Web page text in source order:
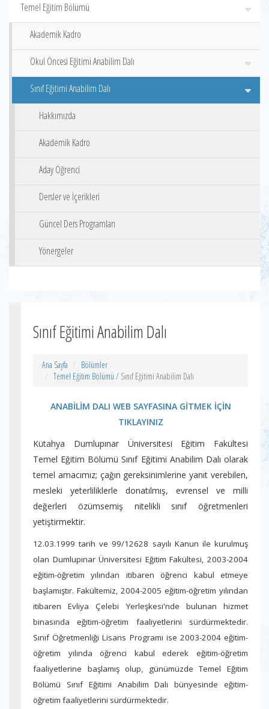
Temel Eğitim Bölümü
Akademik Kadro
Okul Öncesi Eğitimi Anabilim Dalı
Sınıf Eğitimi Anabilim Dalı
Hakkımızda
Akademik Kadro
Aday Öğrenci
Dersler ve İçerikleri
Güncel Ders Programları
Yönergeler
Sınıf Eğitimi Anabilim Dalı
Ana Sayfa
Bölümler
Temel Eğitim Bölümü / Sınıf Eğitimi Anabilim Dalı
ANABİLİM DALI WEB SAYFASINA GİTMEK İÇİN
TIKLAYINIZ
Kütahya Dumlupınar Üniversitesi Eğitim Fakültesi
Temel Eğitim Bölümü Sınıf Eğitimi Anabilim Dalı olarak
temel amacımız; çağın gereksinimlerine yanıt verebilen,
mesleki yeterliliklerle donatılmış, evrensel ve milli
değerleri özümsemiş nitelikli sınıf öğretmenleri
yetiştirmektir.
12.03.1999 tarih ve 99/12628 sayılı Kanun ile kurulmuş
olan Dumlupınar Üniversitesi Eğitim Fakültesi, 2003-2004
eğitim-öğretim yılından itibaren öğrenci kabul etmeye
başlamıştır. Fakültemiz, 2004-2005 eğitim-öğretim yılından
itibaren Evliya Çelebi Yerleşkesi'nde bulunan hizmet
binasında eğitim-öğretim faaliyetlerini sürdürmektedir.
Sınıf Öğretmenliği Lisans Programı ise 2003-2004 eğitim-
öğretim yılında öğrenci kabul ederek eğitim-öğretim
faaliyetlerine başlamış olup, günümüzde Temel Eğitim
Bölümü Sınıf Eğitimi Anabilim Dalı bünyesinde eğitim-
öğretim faaliyetlerini sürdürmektedir.